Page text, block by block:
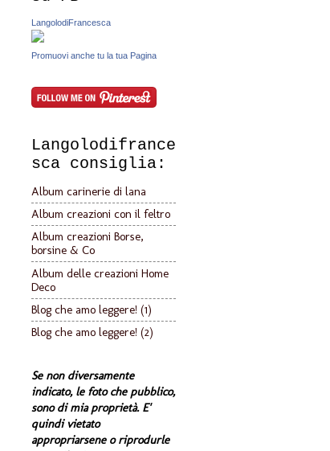
LangolodiFrancesca
Promuovi anche tu la tua Pagina
Langolodifrance
sca consiglia:
Album carinerie di lana
Album creazioni con il feltro
Album creazioni Borse,
borsine & Co
Album delle creazioni Home
Deco
Blog che amo leggere! (1)
Blog che amo leggere! (2)
Se non diversamente
indicato, le foto che pubblico,
sono di mia proprietà. E'
quindi vietato
appropriarsene o riprodurle